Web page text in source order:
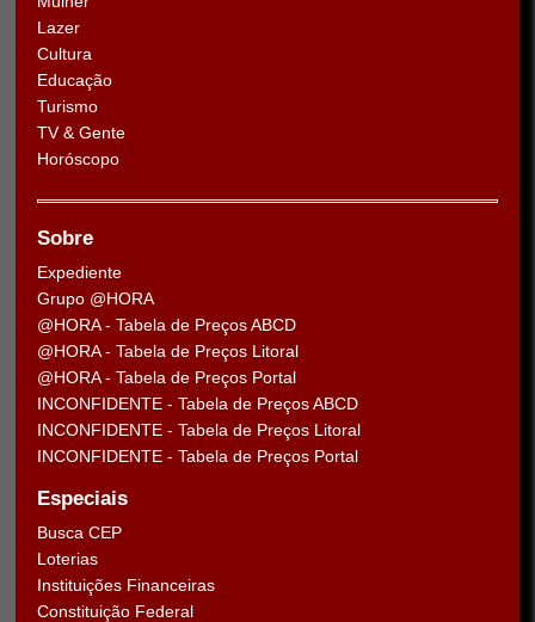
Lazer
Cultura
Educação
Turismo
TV & Gente
Horóscopo
Sobre
Expediente
Grupo @HORA
@HORA - Tabela de Preços ABCD
@HORA - Tabela de Preços Litoral
@HORA - Tabela de Preços Portal
INCONFIDENTE - Tabela de Preços ABCD
INCONFIDENTE - Tabela de Preços Litoral
INCONFIDENTE - Tabela de Preços Portal
Especiais
Busca CEP
Loterias
Instituições Financeiras
Constituição Federal